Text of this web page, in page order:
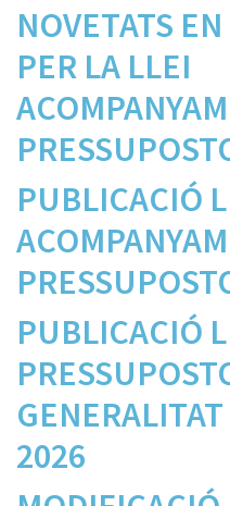
NOVETATS
PER LA LLEI
PUBLICACIÓ
PUBLICACIÓ
2026